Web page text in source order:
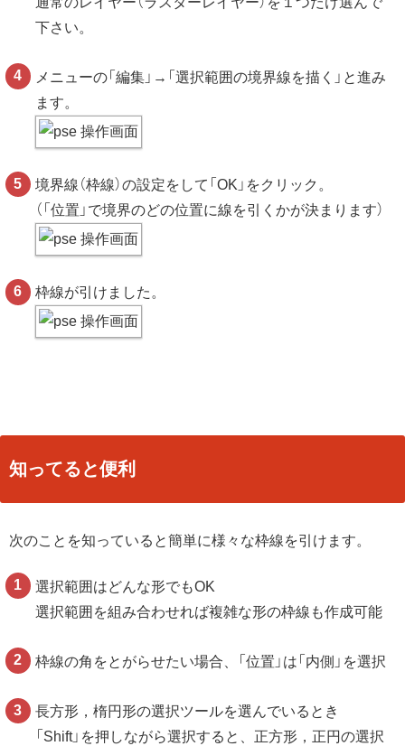
下さい。
メニューの「編集」→「選択範囲の境界線を描く」と進み
ます。
境界線（枠線）の設定をして「OK」をクリック。
（「位置」で境界のどの位置に線を引くかが決まります）
枠線が引けました。
知ってると便利
次のことを知っていると簡単に様々な枠線を引けます。
選択範囲はどんな形でもOK
選択範囲を組み合わせれば複雑な形の枠線も作成可能
枠線の角をとがらせたい場合、「位置」は「内側」を選択
長方形，楕円形の選択ツールを選んでいるとき
「Shift」を押しながら選択すると、正方形，正円の選択